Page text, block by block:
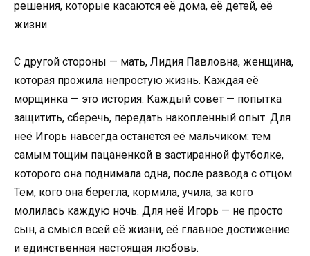
решения, которые касаются её дома, её детей, её
жизни.
С другой стороны — мать, Лидия Павловна, женщина,
которая прожила непростую жизнь. Каждая её
морщинка — это история. Каждый совет — попытка
защитить, сберечь, передать накопленный опыт. Для
неё Игорь навсегда останется её мальчиком: тем
самым тощим пацаненкой в застиранной футболке,
которого она поднимала одна, после развода с отцом.
Тем, кого она берегла, кормила, учила, за кого
молилась каждую ночь. Для неё Игорь — не просто
сын, а смысл всей её жизни, её главное достижение
и единственная настоящая любовь.